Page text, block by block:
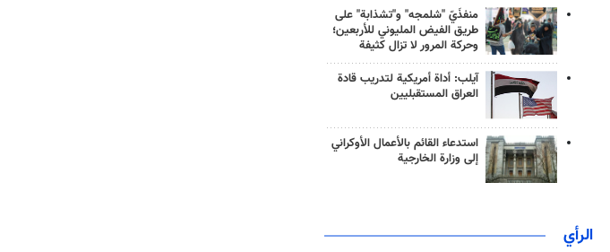
منفذَيّ "شلمجه" و"تشذابة" على
طريق الفيض المليوني للأربعين؛
وحركة المرور لا تزال كثيفة
آيلب: أداة أمريكية لتدريب قادة
العراق المستقبليين
استدعاء القائم بالأعمال الأوكراني
إلى وزارة الخارجية
الرأي